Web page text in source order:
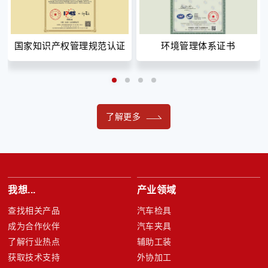
国家知识产权管理规范认证 环境管理体系证书
了解更多
我想...
查找相关产品
成为合作伙伴
了解行业热点
获取技术支持
产业领域
汽车检具
汽车夹具
辅助工装
外协加工